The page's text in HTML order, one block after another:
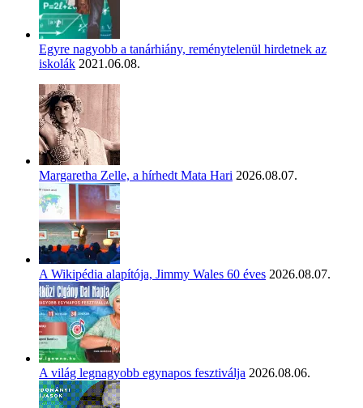
Egyre nagyobb a tanárhiány, reménytelenül hirdetnek az
iskolák 2021.06.08.
Margaretha Zelle, a hírhedt Mata Hari 2026.08.07.
A Wikipédia alapítója, Jimmy Wales 60 éves 2026.08.07.
A világ legnagyobb egynapos fesztiválja 2026.08.06.